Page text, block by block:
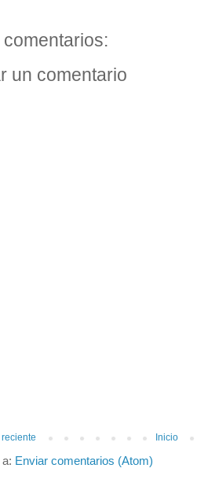
comentarios:
un comentario
Inicio
Enviar comentarios (Atom)